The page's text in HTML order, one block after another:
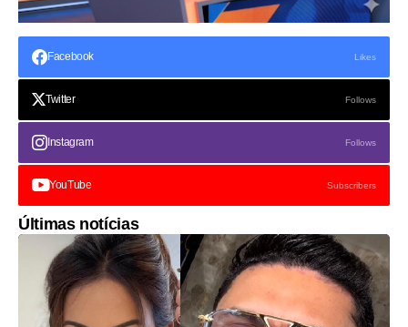
Facebook Likes
Twitter Follows
Instagram Follows
YouTube Subscribers
Últimas notícias